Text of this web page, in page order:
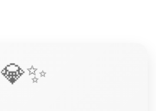
💎✨